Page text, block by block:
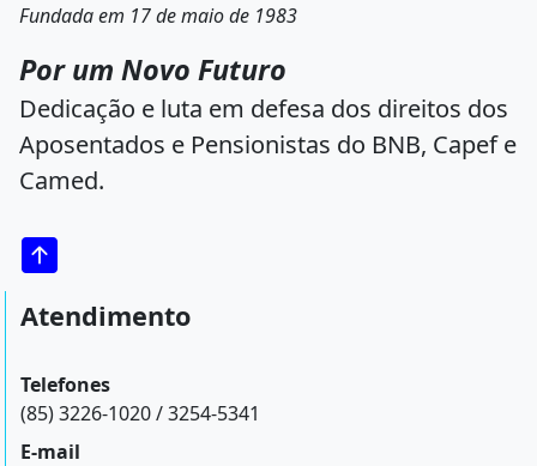
Fundada em 17 de maio de 1983
Por um Novo Futuro
Dedicação e luta em defesa dos direitos dos
Aposentados e Pensionistas do BNB, Capef e
Camed.
Atendimento
Telefones
(85) 3226-1020 / 3254-5341
E-mail